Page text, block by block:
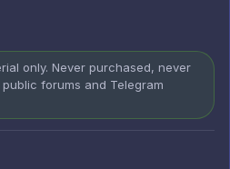
only. Never purchased, never
forums and Telegram